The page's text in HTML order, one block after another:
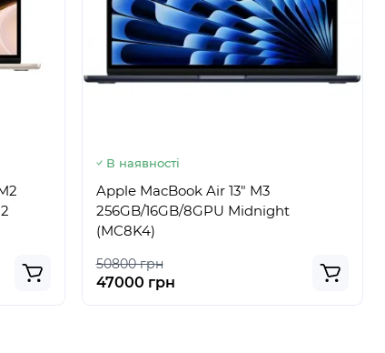
В наявності
Apple MacBook Air 13" M3
256GB/16GB/8GPU Midnight
(MC8K4)
50800 грн
47000 грн